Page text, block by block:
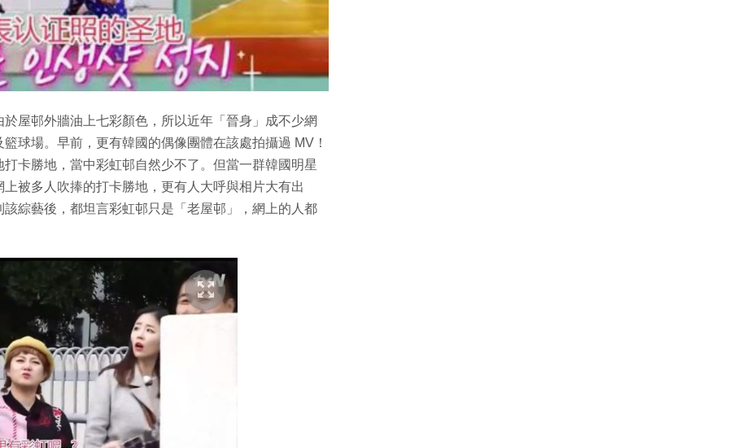
屋邨外牆油上七彩顏色，所以近年「晉身」成不少網
球場。早前，更有韓國的偶像團體在該處拍攝過 MV！
卡勝地，當中彩虹邨自然少不了。但當一群韓國明星
被多人吹捧的打卡勝地，更有人大呼與相片大有出
綜藝後，都坦言彩虹邨只是「老屋邨」，網上的人都